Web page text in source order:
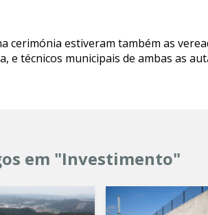
cerimónia estiveram também as
e técnicos municipais de ambas as
em "Investimento"